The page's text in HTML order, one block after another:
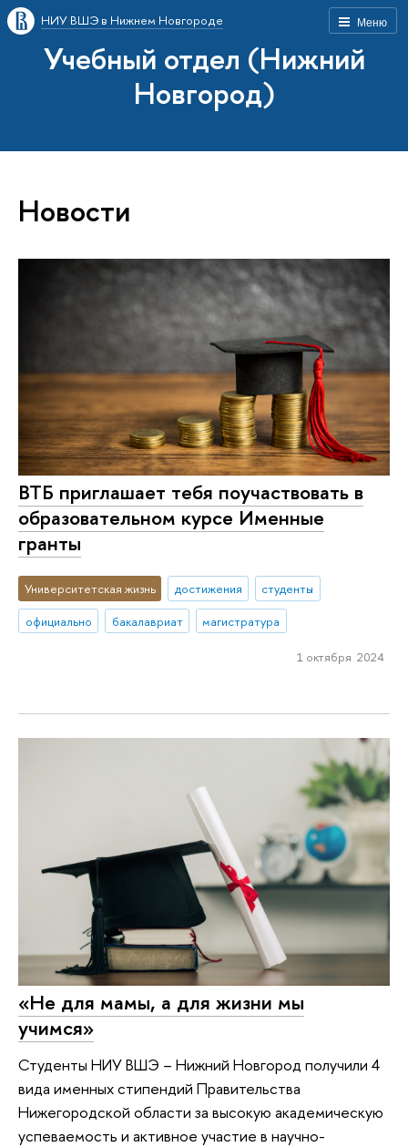
Меню
НИУ ВШЭ в Нижнем Новгороде
Учебный отдел (Нижний
Новгород)
Новости
ВТБ приглашает тебя поучаствовать в
образовательном курсе Именные
гранты
Университетская жизнь достижения
студенты
официально
бакалавриат магистратура
1 октября 2024
«Не для мамы, а для жизни мы
учимся»
Студенты НИУ ВШЭ – Нижний Новгород получили 4
вида именных стипендий Правительства
Нижегородской области за высокую академическую
успеваемость и активное участие в научно-